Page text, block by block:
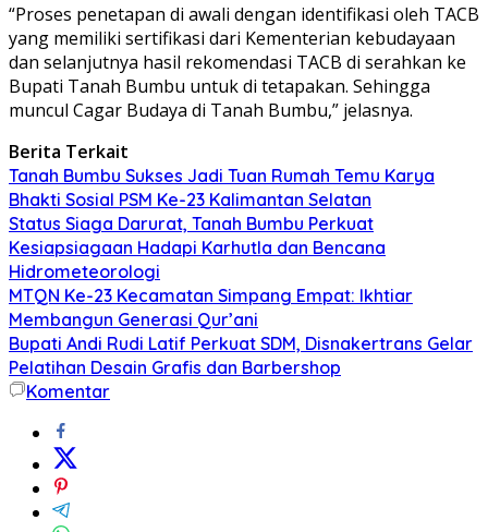
“Proses penetapan di awali dengan identifikasi oleh TACB
yang memiliki sertifikasi dari Kementerian kebudayaan
dan selanjutnya hasil rekomendasi TACB di serahkan ke
Bupati Tanah Bumbu untuk di tetapakan. Sehingga
muncul Cagar Budaya di Tanah Bumbu,” jelasnya.
Berita Terkait
Tanah Bumbu Sukses Jadi Tuan Rumah Temu Karya
Bhakti Sosial PSM Ke-23 Kalimantan Selatan
Status Siaga Darurat, Tanah Bumbu Perkuat
Kesiapsiagaan Hadapi Karhutla dan Bencana
Hidrometeorologi
MTQN Ke-23 Kecamatan Simpang Empat: Ikhtiar
Membangun Generasi Qur’ani
Bupati Andi Rudi Latif Perkuat SDM, Disnakertrans Gelar
Pelatihan Desain Grafis dan Barbershop
Komentar